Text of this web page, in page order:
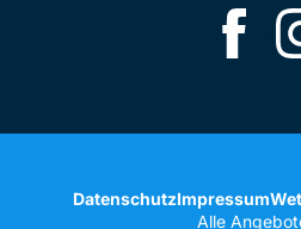
DatenschutzImpressum
Alle